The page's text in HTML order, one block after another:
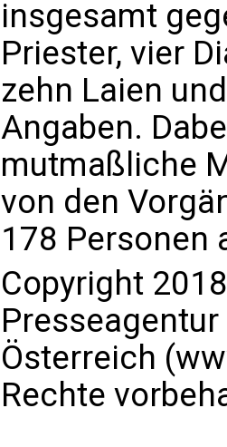
insgesamt
Priester, vier
zehn Laien
Angaben.
mutmaßliche
von den
178 Personen
Copyright
Presseagentur
Österreich
Rechte